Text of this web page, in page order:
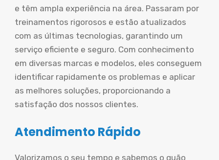
e têm ampla experiência na área. Passaram por
treinamentos rigorosos e estão atualizados
com as últimas tecnologias, garantindo um
serviço eficiente e seguro. Com conhecimento
em diversas marcas e modelos, eles conseguem
identificar rapidamente os problemas e aplicar
as melhores soluções, proporcionando a
satisfação dos nossos clientes.
Atendimento Rápido
Valorizamos o seu tempo e sabemos o quão